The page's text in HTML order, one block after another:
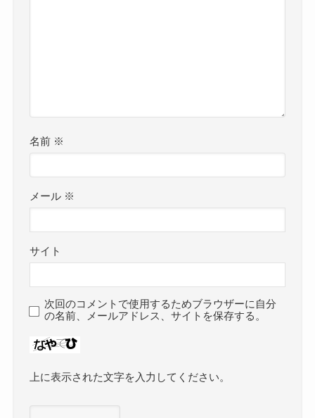
名前 ※
メール ※
サイト
次回のコメントで使用するためブラウザーに自分
の名前、メールアドレス、サイトを保存する。
上に表示された文字を入力してください。